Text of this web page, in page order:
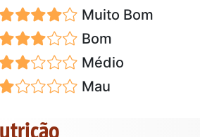
Muito Bom
Bom
Médio
Mau